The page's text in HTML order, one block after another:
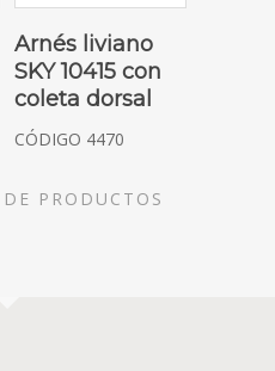
SOLICITAR COTIZACIÓN
Arnés liviano
SKY 10415 con
coleta dorsal
CÓDIGO 4470
PRODUCTOS